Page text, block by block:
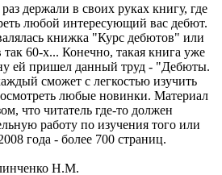
держали в своих руках книгу, где
любой интересующий вас дебют.
книжка "Курс дебютов" или
так 60-х... Конечно, такая книга уже
ей пришел данный труд - "Дебюты.
сможет с легкостью изучить
любые новинки. Материал
что читатель где-то должен
работу по изучения того или
года - более 700 страниц.
Н.М.